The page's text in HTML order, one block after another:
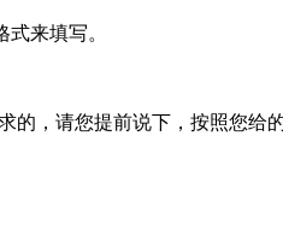
来填写。
，请您提前说下，按照您给